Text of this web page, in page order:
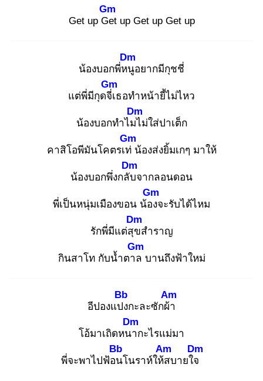
Get up Ge
Gm
t up Get up Get up
น้องบอกพี่หนู
Dm
อยากมีกุชชี่
แต่พี่มีกุดจี่เ
Gm
ธอทำหน้ายี้ไม่ไหว
น้องบอกทำไมไ
Dm
ม่ใส่ปาเต็ก
คาสิโอพีมันโคตรเท่
Gm
น้องส่งยิ้มเกๆ มาให้
น้องบอกพึ่งกลับ
Dm
จากลอนดอน
พี่เป็นหนุ่มเมืองขอน น้อง
Gm
จะรับได้ไหม
รักพี่มีแต่สุข
Dm
สำราญ
กินสาโท กับน้ำตาล
Gm
บานถึงฟ้าใหม่
อีปองแปง
Bb
กะละซักผ้า
Am
โอ้มาเถิดหนา
Dm
กะไรแม่มา
พี่จะพาไปฟ้อน
Bb
โนราห์ให้ส
Am
บายใจ
Dm